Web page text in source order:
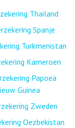
Thailand
Spanje
Turkmenistan
Kameroen
Papoea
Guinea
Zweden
Oezbekistan